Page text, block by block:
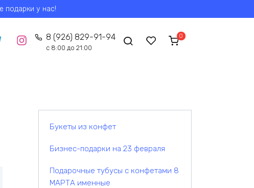
подарки у нас!
8 (926) 829-91-94
с 8:00 до 21:00
0
Букеты из конфет
Бизнес-подарки на 23 февраля
Подарочные тубусы с конфетами 8
МАРТА именные